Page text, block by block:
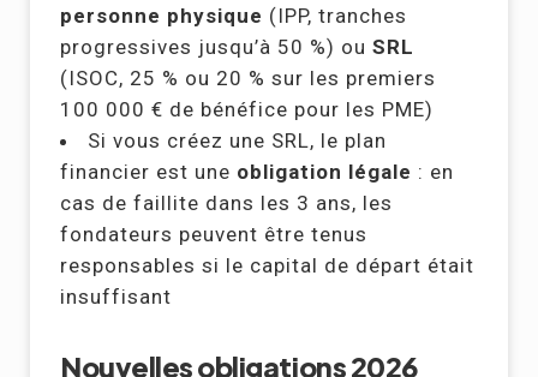
personne physique (IPP, tranches
progressives jusqu’à 50 %) ou SRL
(ISOC, 25 % ou 20 % sur les premiers
100 000 € de bénéfice pour les PME)
Si vous créez une SRL, le plan
financier est une obligation légale : en
cas de faillite dans les 3 ans, les
fondateurs peuvent être tenus
responsables si le capital de départ était
insuffisant
Nouvelles obligations 2026